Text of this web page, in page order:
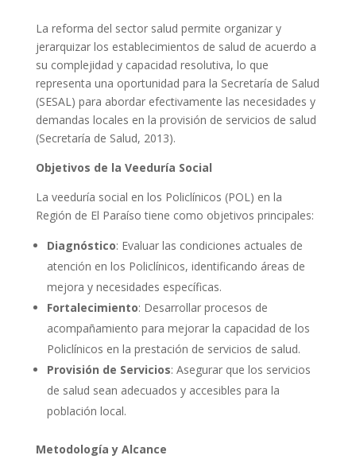
La reforma del sector salud permite organizar y
jerarquizar los establecimientos de salud de acuerdo a
su complejidad y capacidad resolutiva, lo que
representa una oportunidad para la Secretaría de Salud
(SESAL) para abordar efectivamente las necesidades y
demandas locales en la provisión de servicios de salud
(Secretaría de Salud, 2013).
Objetivos de la Veeduría Social
La veeduría social en los Policlínicos (POL) en la
Región de El Paraíso tiene como objetivos principales:
Diagnóstico: Evaluar las condiciones actuales de
atención en los Policlínicos, identificando áreas de
mejora y necesidades específicas.
Fortalecimiento: Desarrollar procesos de
acompañamiento para mejorar la capacidad de los
Policlínicos en la prestación de servicios de salud.
Provisión de Servicios: Asegurar que los servicios
de salud sean adecuados y accesibles para la
población local.
Metodología y Alcance